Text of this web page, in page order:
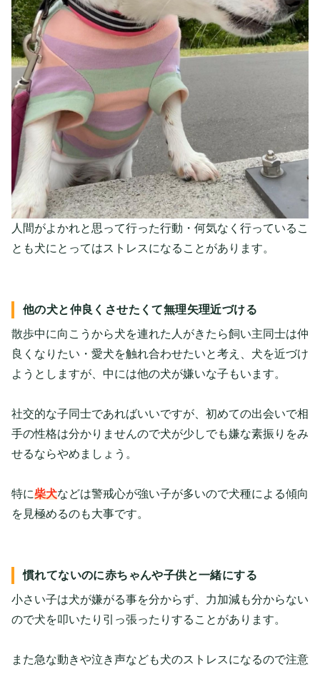
人間がよかれと思って行った行動・何気なく行っているこ
とも犬にとってはストレスになることがあります。
他の犬と仲良くさせたくて無理矢理近づける
散歩中に向こうから犬を連れた人がきたら飼い主同士は仲
良くなりたい・愛犬を触れ合わせたいと考え、犬を近づけ
ようとしますが、中には他の犬が嫌いな子もいます。
社交的な子同士であればいいですが、初めての出会いで相
手の性格は分かりませんので犬が少しでも嫌な素振りをみ
せるならやめましょう。
特に柴犬などは警戒心が強い子が多いので犬種による傾向
を見極めるのも大事です。
慣れてないのに赤ちゃんや子供と一緒にする
小さい子は犬が嫌がる事を分からず、力加減も分からない
ので犬を叩いたり引っ張ったりすることがあります。
また急な動きや泣き声なども犬のストレスになるので注意